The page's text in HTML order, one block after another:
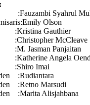
:Fauzambi Syahrul
Olson
Gauthier
McCleave
Panjaitan
Angela
Imai
:Rudiantara
:Retno Marsudi
:Marita Alisjahbana